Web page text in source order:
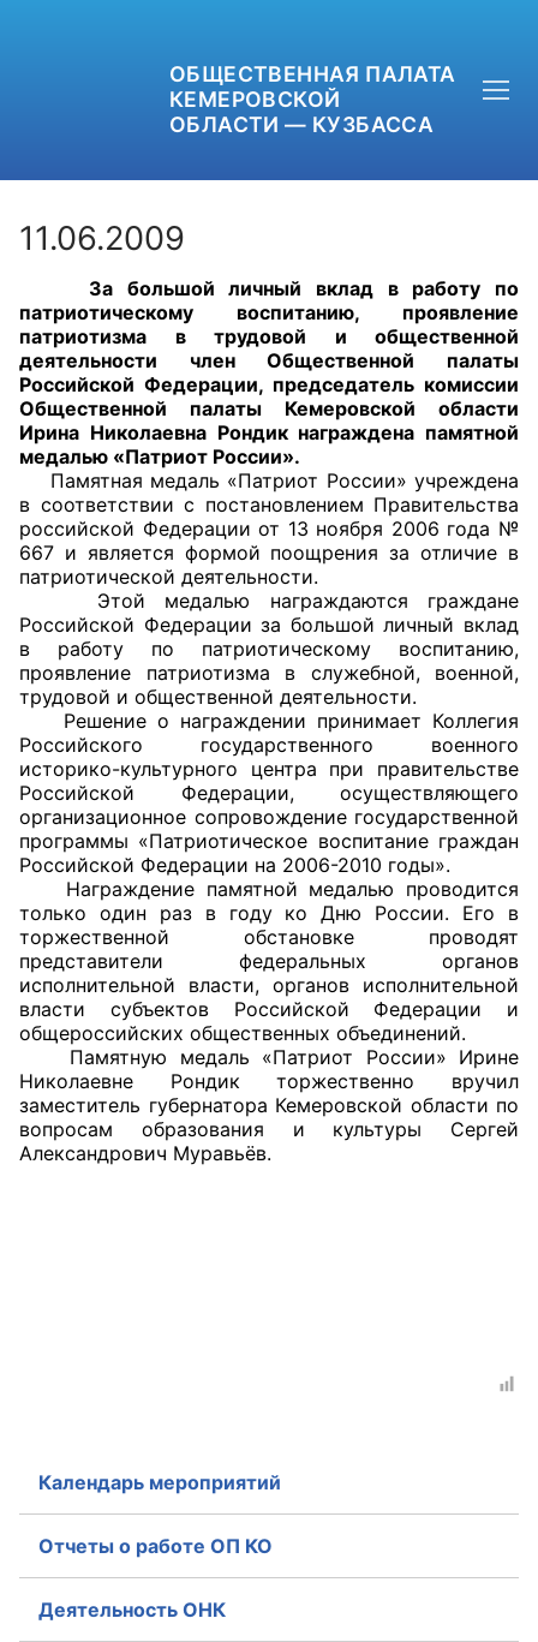
ОБЩЕСТВЕННАЯ ПАЛАТА
КЕМЕРОВСКОЙ
ОБЛАСТИ — КУЗБАССА
+7 (3842) 58-82-40
OPKO42@BK.RU
ОБРАТНАЯ СВЯЗЬ
Главная
Общественные советы
Общественные советы при территориальных
органах федеральных органов
исполнительной власти
Общественные советы по проведению
независимой оценки качества условий
оказания услуг
О Палате
Структура Палаты
Комиссии
Экспертный совет ОП КО
Совет ОП КО
Соглашения
Рекомендации
Порядок работы ЦОН
11.06.2009
За большой личный вклад в работу по
патриотическому воспитанию, проявление
патриотизма в трудовой и общественной
деятельности член Общественной палаты
Российской Федерации, председатель комиссии
Общественной палаты Кемеровской области
Ирина Николаевна Рондик награждена памятной
медалью «Патриот России».
Памятная медаль «Патриот России» учреждена
в соответствии с постановлением Правительства
российской Федерации от 13 ноября 2006 года №
667 и является формой поощрения за отличие в
патриотической деятельности.
Этой медалью награждаются граждане
Российской Федерации за большой личный вклад
в работу по патриотическому воспитанию,
проявление патриотизма в служебной, военной,
трудовой и общественной деятельности.
Решение о награждении принимает Коллегия
Российского государственного военного
историко-культурного центра при правительстве
Российской Федерации, осуществляющего
организационное сопровождение государственной
программы «Патриотическое воспитание граждан
Российской Федерации на 2006-2010 годы».
Награждение памятной медалью проводится
только один раз в году ко Дню России. Его в
торжественной обстановке проводят
представители федеральных органов
исполнительной власти, органов исполнительной
власти субъектов Российской Федерации и
общероссийских общественных объединений.
Памятную медаль «Патриот России» Ирине
Николаевне Рондик торжественно вручил
заместитель губернатора Кемеровской области по
вопросам образования и культуры Сергей
Александрович Муравьёв.
Календарь мероприятий
Отчеты о работе ОП КО
Деятельность ОНК